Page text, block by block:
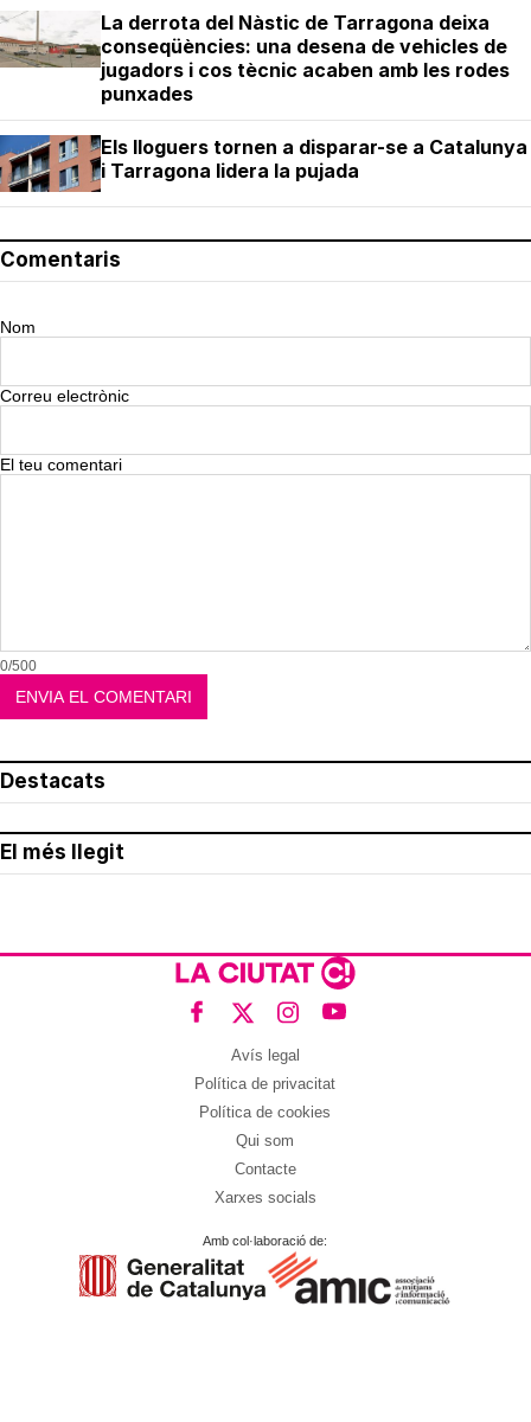
La derrota del Nàstic de Tarragona deixa
conseqüències: una desena de vehicles de
jugadors i cos tècnic acaben amb les rodes
punxades
Els lloguers tornen a disparar-se a Catalunya
i Tarragona lidera la pujada
Comentaris
Nom
Correu electrònic
El teu comentari
0/500
Destacats
El més llegit
Avís legal
Política de privacitat
Política de cookies
Qui som
Contacte
Xarxes socials
Amb col·laboració de: